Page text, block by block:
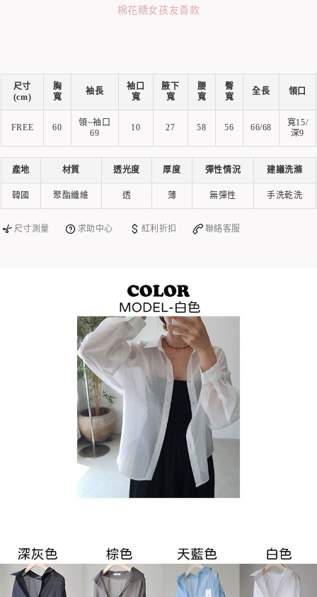
棉花糖女孩友善款
尺寸
(cm)
胸
寬
袖長
袖口
寬
腋下
寬
腰
寬
臀
寬
全長 領口
FREE 60
領~袖口
69
10 27 58 56 66/68
寬15/
深9
產地 材質 透光度 厚度 彈性情況 建議洗滌
韓國 聚酯纖維 透 薄 無彈性 手洗乾洗
尺寸測量 求助中心 紅利折扣 聯絡客服